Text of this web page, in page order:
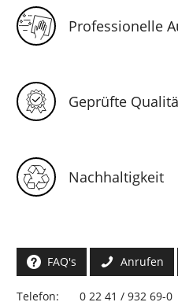
Professionelle
Geprüfte
Nachhaltigkeit
FAQ's Anrufen
Telefon:
0 22 41 / 932 69-0